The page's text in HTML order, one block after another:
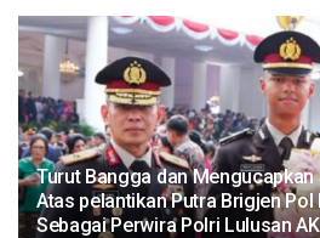
Turut Bangga dan
Atas pelantikan Putra Brigjen Pol
Sebagai Perwira Polri Lulusan